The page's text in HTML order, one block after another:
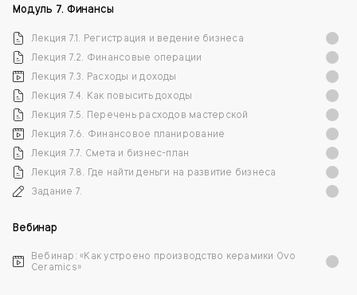
Модуль 7. Финансы
Лекция 7.1. Регистрация и ведение бизнеса
Лекция 7.2. Финансовые операции
Лекция 7.3. Расходы и доходы
Лекция 7.4. Как повысить доходы
Лекция 7.5. Перечень расходов мастерской
Лекция 7.6. Финансовое планирование
Лекция 7.7. Смета и бизнес-план
Лекция 7.8. Где найти деньги на развитие бизнеса
Задание 7.
Вебинар
Вебинар: «Как устроено производство керамики Ovo
Ceramics»